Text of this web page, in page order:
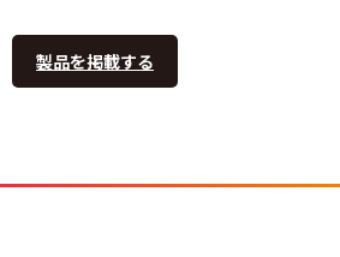
製品を掲載する